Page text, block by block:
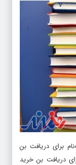
برای دریافت بن
دریافت بن خرید